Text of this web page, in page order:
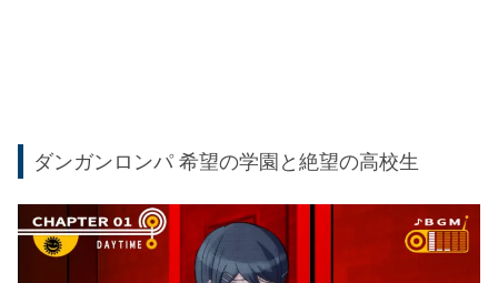
ダンガンロンパ 希望の学園と絶望の高校生